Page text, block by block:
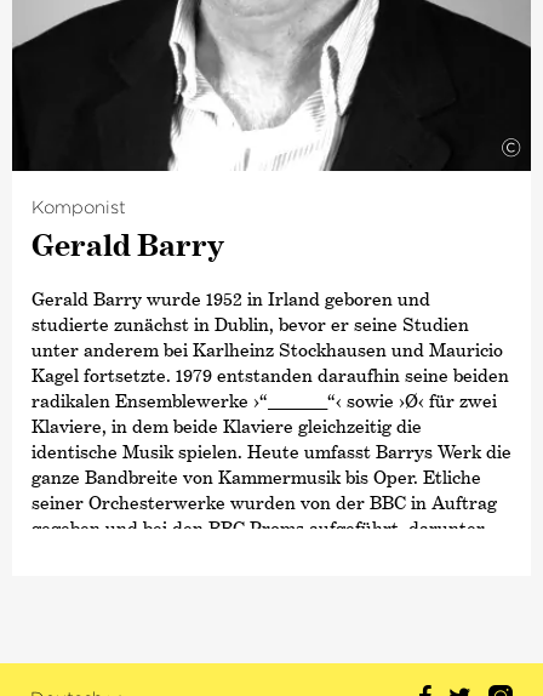
erschienen bei Regent – gelten als ausgezeichnet. Für
seine Liszt-Aufnahmen erhielt Thomas Trotter
beispielsweise den französischen ›Grand Prix du Disque‹
©
Komponist
Gerald Barry
Gerald Barry wurde 1952 in Irland geboren und
studierte zunächst in Dublin, bevor er seine Studien
unter anderem bei Karlheinz Stockhausen und Mauricio
Kagel fortsetzte. 1979 entstanden daraufhin seine beiden
radikalen Ensemblewerke ›“_______“‹ sowie ›Ø‹ für zwei
Klaviere, in dem beide Klaviere gleichzeitig die
identische Musik spielen. Heute umfasst Barrys Werk die
ganze Bandbreite von Kammermusik bis Oper. Etliche
seiner Orchesterwerke wurden von der BBC in Auftrag
gegeben und bei den BBC Proms aufgeführt, darunter